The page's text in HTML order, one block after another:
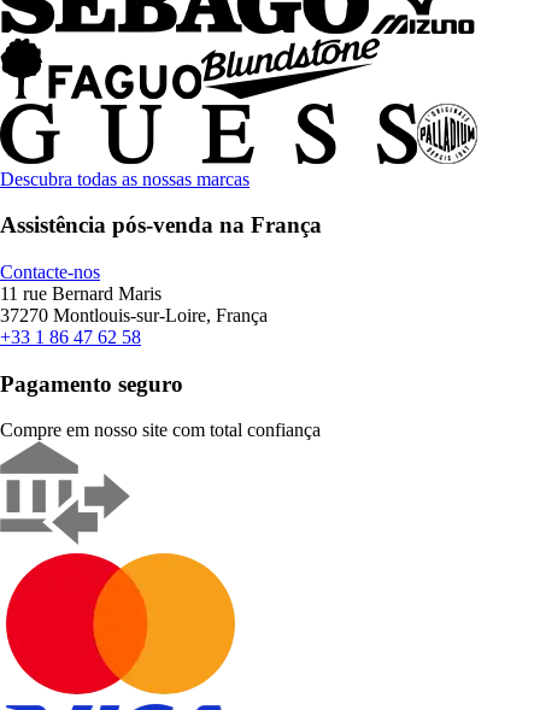
Descubra todas as nossas marcas
Assistência pós-venda na França
Contacte-nos
11 rue Bernard Maris
37270 Montlouis-sur-Loire, França
+33 1 86 47 62 58
Pagamento seguro
Compre em nosso site com total confiança